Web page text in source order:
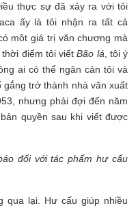
thực sự đã xảy ra với tôi
ấy là tôi nhận ra tất cả
môt giá trị văn chương mà
thời điểm tôi viếtBão lá, tôi ý
ai có thể ngăn cản tôi và
gắng trở thành nhà văn xuất
nhưng phải đợi đến năm
quyền sau khi viết được
đối với tác phẩm hư cấu
qua lại. Hư cấu giúp nhiều